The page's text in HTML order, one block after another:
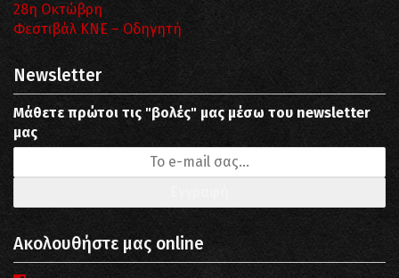
28η Οκτώβρη
Φεστιβάλ ΚΝΕ – Οδηγητή
Newsletter
Μάθετε πρώτοι τις "βολές" μας μέσω του newsletter
μας
Ακολουθήστε μας online